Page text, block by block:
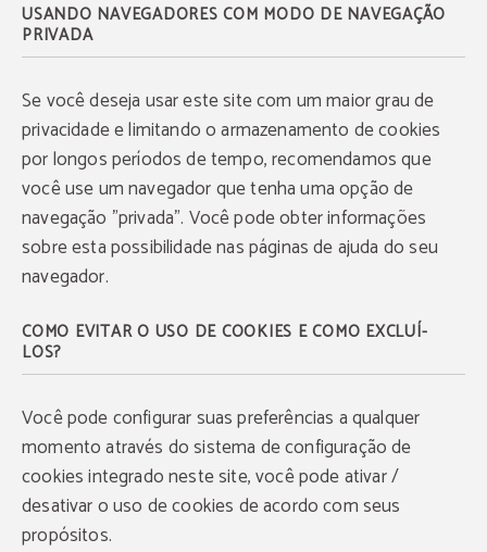
USANDO NAVEGADORES COM MODO DE NAVEGAÇÃO
PRIVADA
Se você deseja usar este site com um maior grau de
privacidade e limitando o armazenamento de cookies
por longos períodos de tempo, recomendamos que
você use um navegador que tenha uma opção de
navegação "privada". Você pode obter informações
sobre esta possibilidade nas páginas de ajuda do seu
navegador.
COMO EVITAR O USO DE COOKIES E COMO EXCLUÍ-
LOS?
Você pode configurar suas preferências a qualquer
momento através do sistema de configuração de
cookies integrado neste site, você pode ativar /
desativar o uso de cookies de acordo com seus
propósitos.